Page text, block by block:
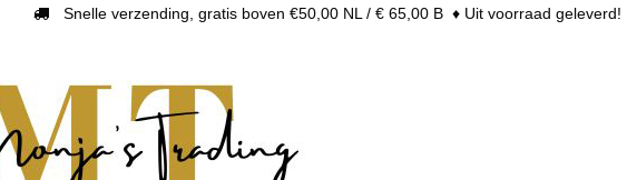
Snelle verzending, gratis boven €50,00 NL / € 65,00 B ♦ Uit voorraad geleverd!